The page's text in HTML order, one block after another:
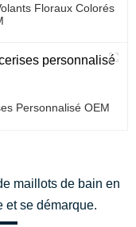
Floraux Colorés
Personnalisé OEM
maillots de bain en
et se démarque.